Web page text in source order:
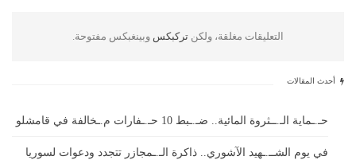
التعليقات مغلقة، ولكن تركبكس وبينغبكس مفتوحة.
أحدث المقالات
حـ.ـماية الـ.ــثروة المائية.. ضـ.ـبط 10 حـ.ـفارات م.ـخالفة في قامشلو
في يوم الشــ.ـهيد الآشوري.. ذاكرة الـ.ـمجازر تتجدد ودعوات لسوريا